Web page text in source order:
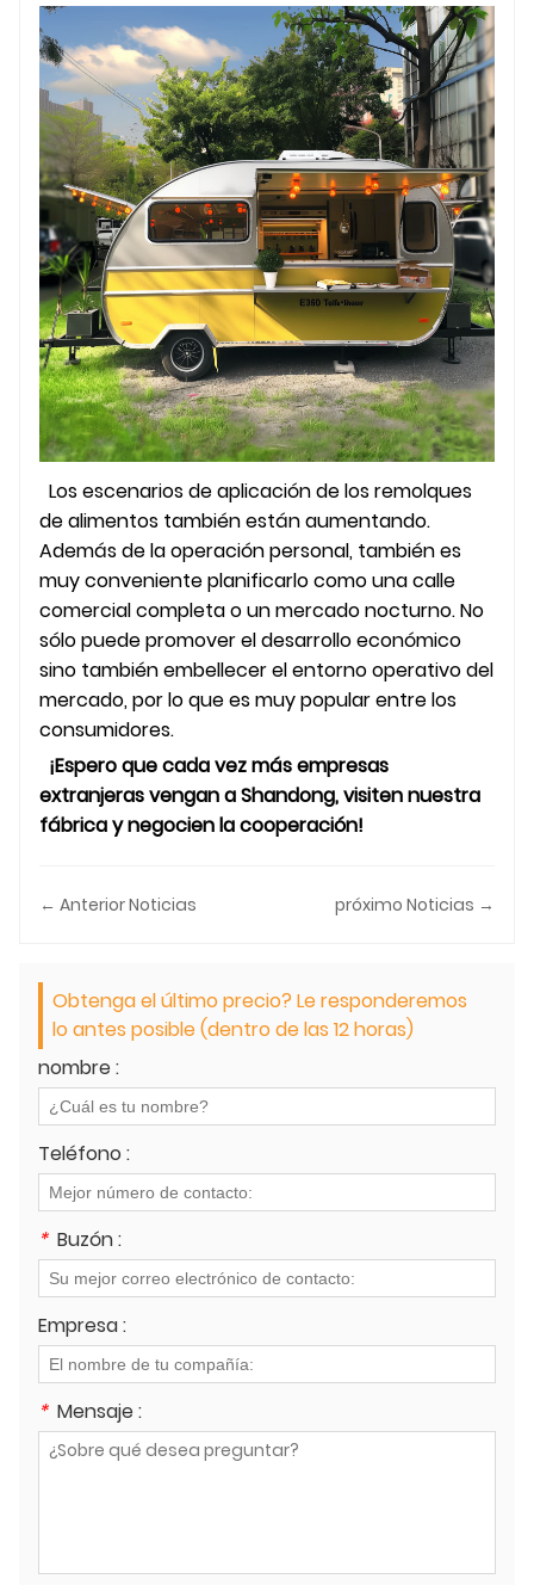
Los escenarios de aplicación de los remolques
de alimentos también están aumentando.
Además de la operación personal, también es
muy conveniente planificarlo como una calle
comercial completa o un mercado nocturno. No
sólo puede promover el desarrollo económico
sino también embellecer el entorno operativo del
mercado, por lo que es muy popular entre los
consumidores.
¡Espero que cada vez más empresas
extranjeras vengan a Shandong, visiten nuestra
fábrica y negocien la cooperación!
← Anterior Noticias próximo Noticias →
Obtenga el último precio? Le responderemos
lo antes posible (dentro de las 12 horas)
nombre :
Teléfono :
* Buzón :
Empresa :
* Mensaje :